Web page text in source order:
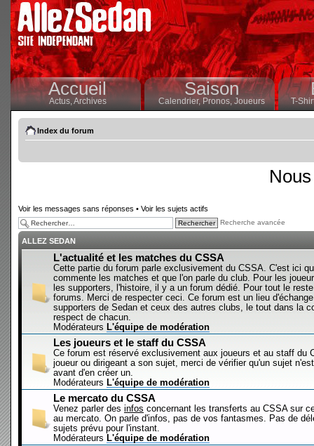
Accueil
Actus,Archives
Saison
Calendrier,Pronos, Joueurs T-
Index du forum
Voir les messages sans réponses • Voir les sujets actifs
Recherche avancée
ALLEZ SEDAN
L'actualité et les matches du CSSA
Cette partie du forum parle exclusivement du CSSA. C'est ici
commente les matches et que l'on parle du club. Pour les
les supporters, l'histoire, il y a un forum dédié. Pour tout le
forums. Merci de respecter ceci. Ce forum est un lieu
supporters de Sedan et ceux des autres clubs, le tout dans la
respect de chacun.
Modérateurs L'équipe de modération
Les joueurs et le staff du CSSA
Ce forum est réservé exclusivement aux joueurs et au staff du
joueur ou dirigeant a son sujet, merci de vérifier qu'un sujet
avant d'en créer un.
Modérateurs L'équipe de modération
Le mercato du CSSA
Venez parler des infos concernant les transferts au CSSA sur
au mercato. On parle d'infos, pas de vos fantasmes. Pas de
sujets prévu pour l'instant.
Modérateurs L'équipe de modération